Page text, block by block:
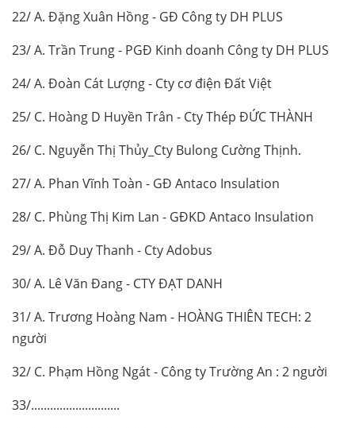
22/ A. Đặng Xuân Hồng - GĐ Công ty DH PLUS
23/ A. Trần Trung - PGĐ Kinh doanh Công ty DH PLUS
24/ A. Đoàn Cát Lượng - Cty cơ điện Đất Việt
25/ C. Hoàng D Huyền Trân - Cty Thép ĐỨC THÀNH
26/ C. Nguyễn Thị Thủy_Cty Bulong Cường Thịnh.
27/ A. Phan Vĩnh Toàn - GĐ Antaco Insulation
28/ C. Phùng Thị Kim Lan - GĐKD Antaco Insulation
29/ A. Đỗ Duy Thanh - Cty Adobus
30/ A. Lê Văn Đang - CTY ĐẠT DANH
31/ A. Trương Hoàng Nam - HOÀNG THIÊN TECH: 2
người
32/ C. Phạm Hồng Ngát - Công ty Trường An : 2 người
33/............................